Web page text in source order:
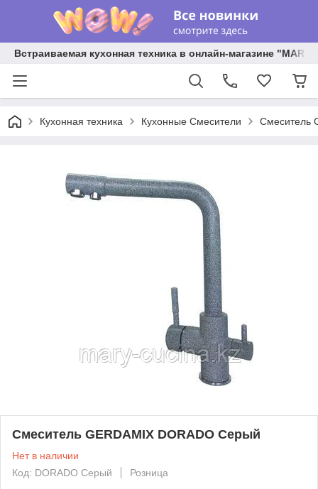
Встраиваемая кухонная техника в онлайн-магазине "MARY
Кухонная техника Кухонные Смесители Смеситель
Смеситель GERDAMIX DORADO Серый
Нет в наличии
Код: DORADO Серый
Розница